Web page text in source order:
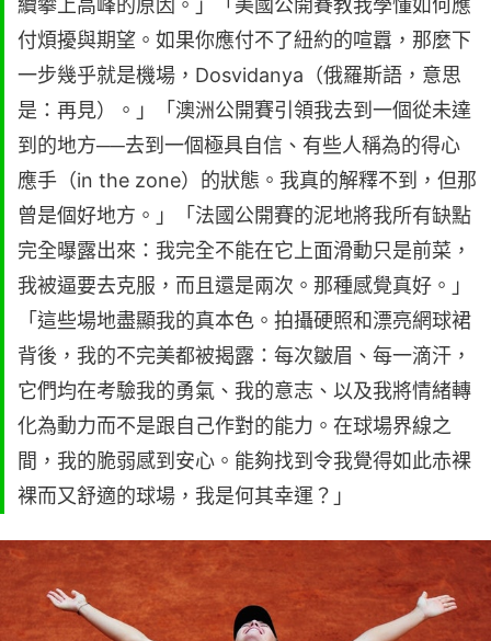
續攀上高峰的原因。」「美國公開賽教我學懂如何應
付煩擾與期望。如果你應付不了紐約的喧囂，那麼下
一步幾乎就是機場，Dosvidanya（俄羅斯語，意思
是：再見）。」「澳洲公開賽引領我去到一個從未達
到的地方──去到一個極具自信、有些人稱為的得心
應手（in the zone）的狀態。我真的解釋不到，但那
曾是個好地方。」「法國公開賽的泥地將我所有缺點
完全曝露出來：我完全不能在它上面滑動只是前菜，
我被逼要去克服，而且還是兩次。那種感覺真好。」
「這些場地盡顯我的真本色。拍攝硬照和漂亮網球裙
背後，我的不完美都被揭露：每次皺眉、每一滴汗，
它們均在考驗我的勇氣、我的意志、以及我將情緒轉
化為動力而不是跟自己作對的能力。在球場界線之
間，我的脆弱感到安心。能夠找到令我覺得如此赤裸
裸而又舒適的球場，我是何其幸運？」